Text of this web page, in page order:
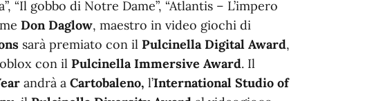
“Il gobbo di Notre Dame”, “Atlantis – L’impero
Don Daglow, maestro in video giochi di
sarà premiato con il Pulcinella Digital Award,
con il Pulcinella Immersive Award. Il
andrà a Cartobaleno, l’International Studio of